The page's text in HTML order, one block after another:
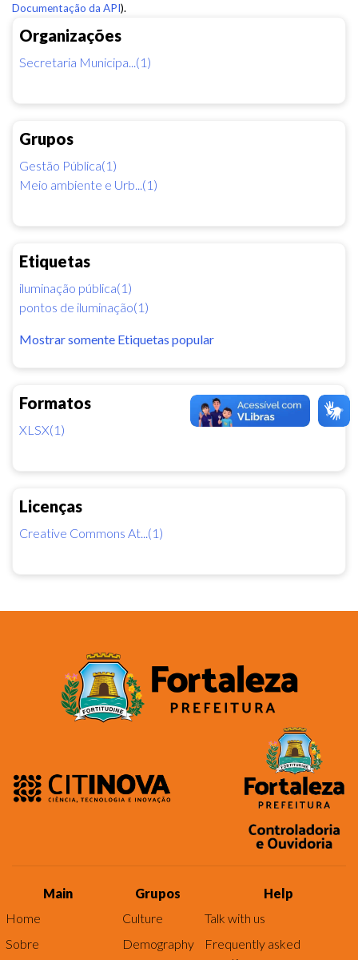
Organizações
Secretaria Municipa...(1)
Grupos
Gestão Pública(1)
Meio ambiente e Urb...(1)
Etiquetas
iluminação pública(1)
pontos de iluminação(1)
Mostrar somente Etiquetas popular
Formatos
XLSX(1)
Licenças
Creative Commons At...(1)
Documentação da API).
Main
Home
Sobre
Grupos
Culture
Demography
Help
Talk with us
Frequently asked